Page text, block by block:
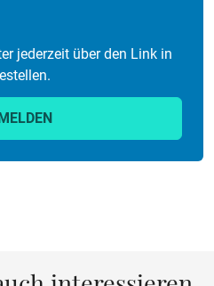
jederzeit über den Link in